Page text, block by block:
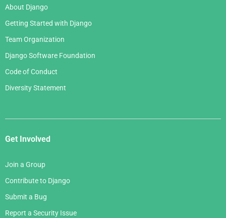
About Django
Getting Started with Django
Team Organization
Django Software Foundation
Code of Conduct
Diversity Statement
Get Involved
Join a Group
Contribute to Django
Submit a Bug
Report a Security Issue